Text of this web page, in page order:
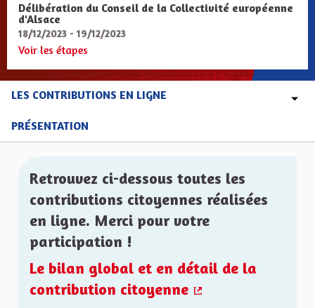
Délibération du Conseil de la Collectivité européenne
d'Alsace
18/12/2023 - 19/12/2023
Voir les étapes
LES CONTRIBUTIONS EN LIGNE
PRÉSENTATION
Retrouvez ci-dessous toutes les
contributions citoyennes réalisées
en ligne. Merci pour votre
participation !
Le bilan global et en détail de la
contribution citoyenne